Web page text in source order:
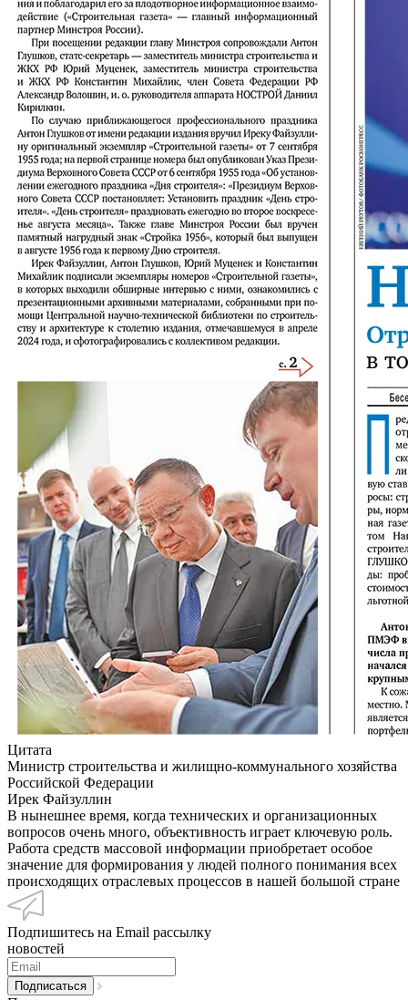
Цитата
Министр строительства и жилищно-коммунального хозяйства
Российской Федерации
Ирек Файзуллин
В нынешнее время, когда технических и организационных
вопросов очень много, объективность играет ключевую роль.
Работа средств массовой информации приобретает особое
значение для формирования у людей полного понимания всех
происходящих отраслевых процессов в нашей большой стране
Подпишитесь на Email рассылку
новостей